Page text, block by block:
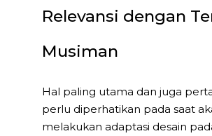
Relevansi dengan
Musiman
Hal paling utama dan juga
perlu diperhatikan pada saat
melakukan adaptasi desain